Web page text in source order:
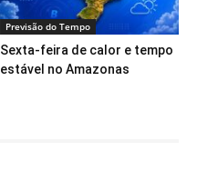
Previsão do Tempo
Sexta-feira de calor e tempo
estável no Amazonas